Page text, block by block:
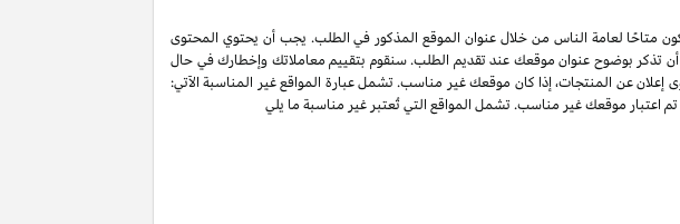
متاحًا لعامة الناس من خلال عنوان الموقع المذكور في الطلب. يجب أن يحتوي المحتوى
تذكر بوضوح عنوان موقعك عند تقديم الطلب. سنقوم بتقييم معاملاتك وإخطارك في حال
عن المنتجات، إذا كان موقعك غير مناسب. تشمل عبارة المواقع غير المناسبة الآتي:
اعتبار موقعك غير مناسب. تشمل المواقع التي تُعتبر غير مناسبة ما يلي